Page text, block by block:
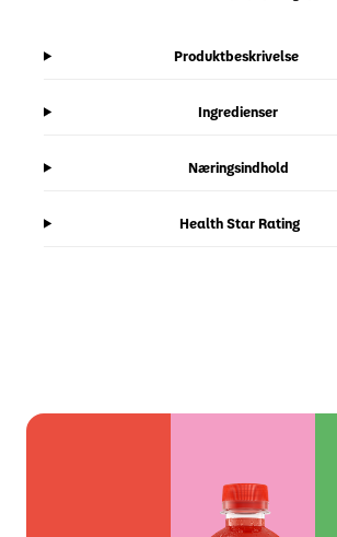
Produktbeskrivelse
Ingredienser
Næringsindhold
Health Star Rating